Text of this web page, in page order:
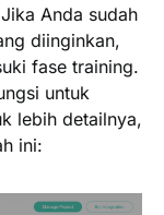
Anda sudah
diinginkan,
fase training.
untuk
lebih detailnya,
ini: